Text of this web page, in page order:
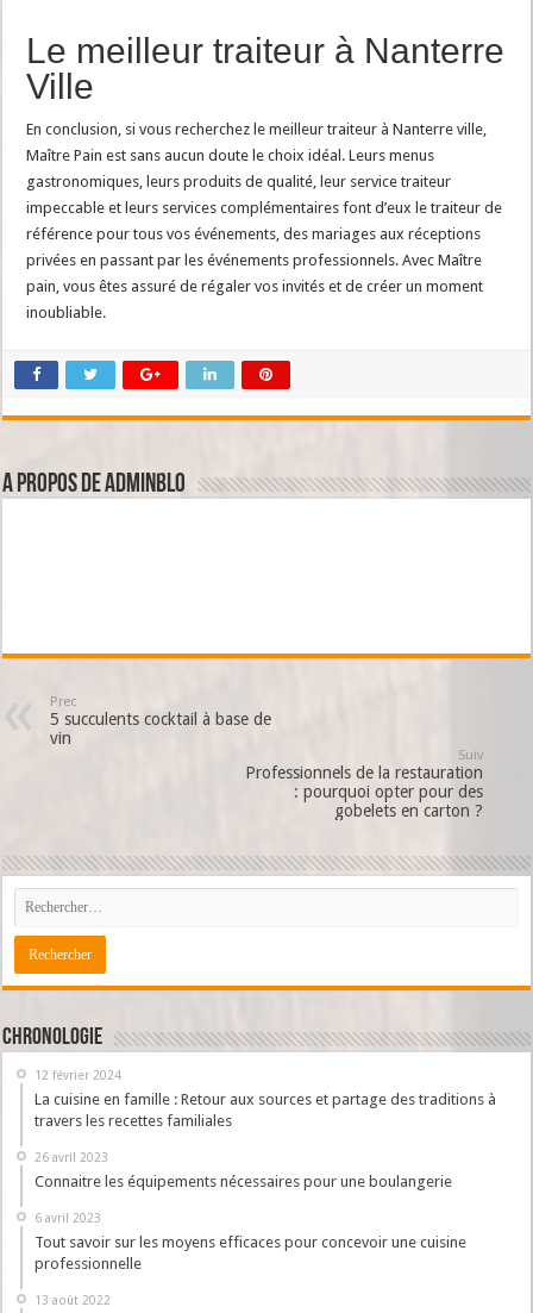
Le meilleur traiteur à Nanterre
Ville
En conclusion, si vous recherchez le meilleur traiteur à Nanterre ville,
Maître Pain est sans aucun doute le choix idéal. Leurs menus
gastronomiques, leurs produits de qualité, leur service traiteur
impeccable et leurs services complémentaires font d’eux le traiteur de
référence pour tous vos événements, des mariages aux réceptions
privées en passant par les événements professionnels. Avec Maître
pain, vous êtes assuré de régaler vos invités et de créer un moment
inoubliable.
A propos de adminBlo
Prec
5 succulents cocktail à base de
vin
Suiv
Professionnels de la restauration
: pourquoi opter pour des
gobelets en carton ?
Chronologie
12 février 2024
La cuisine en famille : Retour aux sources et partage des traditions à
travers les recettes familiales
26 avril 2023
Connaitre les équipements nécessaires pour une boulangerie
6 avril 2023
Tout savoir sur les moyens efficaces pour concevoir une cuisine
professionnelle
13 août 2022